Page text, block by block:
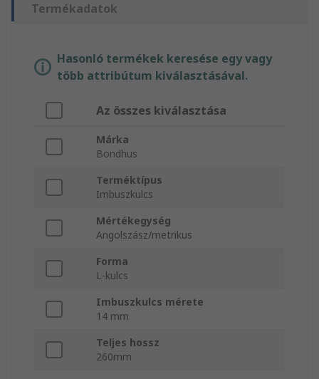
Termékadatok
Hasonló termékek keresése egy vagy
több attribútum kiválasztásával.
Az összes kiválasztása
Márka
Bondhus
Terméktípus
Imbuszkulcs
Mértékegység
Angolszász/metrikus
Forma
L-kulcs
Imbuszkulcs mérete
14 mm
Teljes hossz
260mm